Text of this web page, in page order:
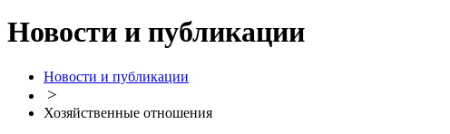
Новости и публикации
Новости и публикации
>
Хозяйственные отношения